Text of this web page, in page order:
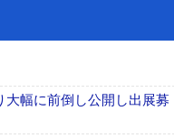
幅に前倒し公開し出展募